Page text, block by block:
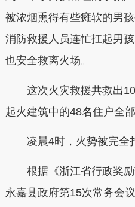
被浓烟熏得有些瘫软的男
消防救援人员连忙扛起男
也安全救离火场。
这次火灾救援共救出10
起火建筑中的48名住户全部
凌晨4时，火势被完全
根据《浙江省行政奖励
永嘉县政府第15次常务会